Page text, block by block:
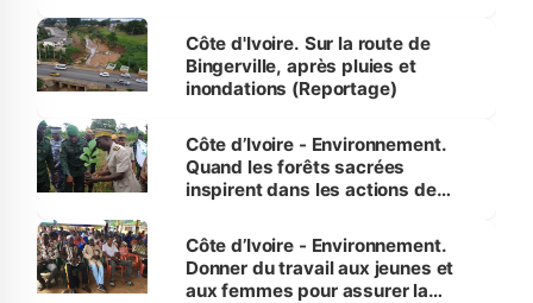
(Alassane Ouattara
Côte d'Ivoire. Sur la route de
Bingerville, après pluies et
inondations (Reportage)
Côte d’Ivoire - Environnement.
Quand les forêts sacrées
inspirent dans les actions de
Côte d’Ivoire - Environnement.
Donner du travail aux jeunes et
aux femmes pour assurer la